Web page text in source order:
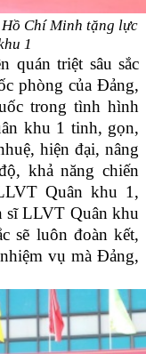
Chí Minh tặng lực
1
quán triệt sâu sắc
phòng của Đảng,
trong tình hình
khu 1 tinh, gọn,
hiện đại, nâng
khả năng chiến
Quân khu 1,
sĩ LLVT Quân khu
sẽ luôn đoàn kết,
vụ mà Đảng,